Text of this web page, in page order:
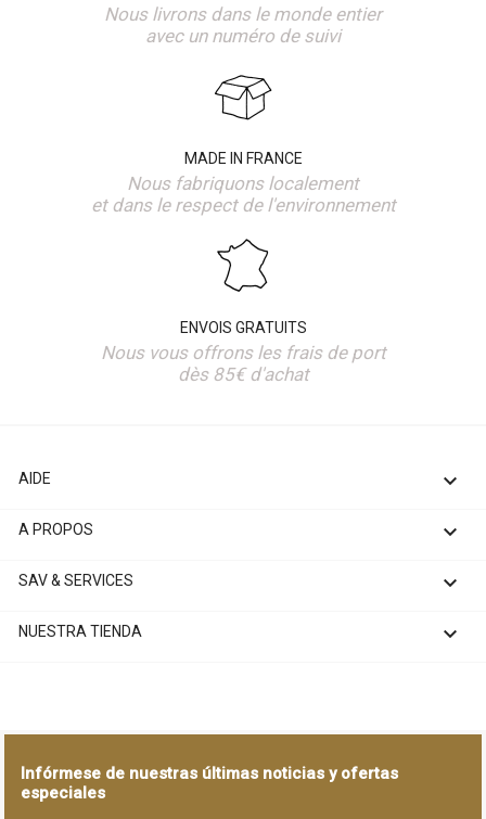
Nous livrons dans le monde entier
avec un numéro de suivi
MADE IN FRANCE
Nous fabriquons localement
et dans le respect de l'environnement
ENVOIS GRATUITS
Nous vous offrons les frais de port
dès 85€ d'achat
AIDE 
A PROPOS 
SAV & SERVICES 
NUESTRA TIENDA 
Infórmese de nuestras últimas noticias y ofertas
especiales